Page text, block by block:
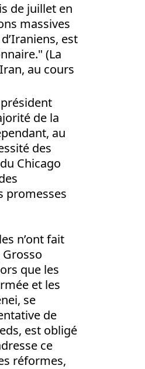
de juillet en
massives
est
(La
au cours
de la
au
des
Chicago
promesses
n’ont fait
que les
et les
se
de
est obligé
ce
réformes,